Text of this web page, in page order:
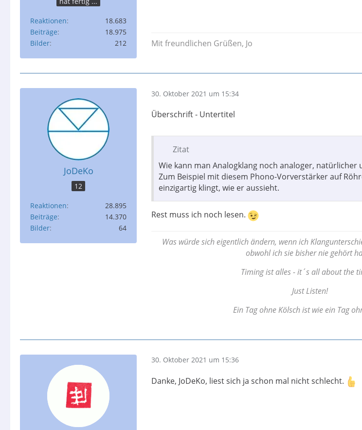
Reaktionen
18.683
Beiträge
18.975
Bilder
212 Mit freundlichen Grüßen, Jo
JoDeKo
12
Reaktionen
28.895
Beiträge
14.370
Bilder
64
30. Oktober 2021 um 15:34
Überschrift - Untertitel
Zitat
Wie kann man Analogklang noch analoger, natürlicher
Zum Beispiel mit diesem Phono-Vorverstärker auf
einzigartig klingt, wie er aussieht.
Rest muss ich noch lesen.
Was würde sich eigentlich ändern, wenn ich
obwohl ich sie bisher nie gehört
Timing ist alles - it´s all about the
Just Listen!
Ein Tag ohne Kölsch ist wie ein Tag
30. Oktober 2021 um 15:36
Danke, JoDeKo, liest sich ja schon mal nicht schlecht.